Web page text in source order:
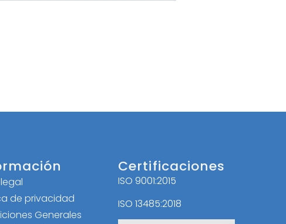
de privacidad
Generales
Certificaciones
ISO 9001:2015
ISO 13485:2018